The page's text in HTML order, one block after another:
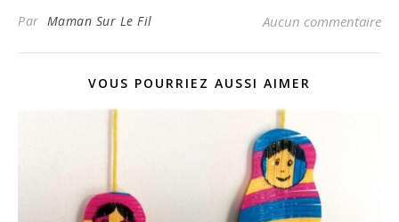
Par Maman Sur Le Fil Aucun commentaire
VOUS POURRIEZ AUSSI AIMER